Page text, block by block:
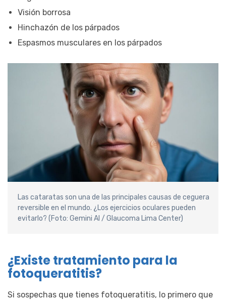
Visión borrosa
Hinchazón de los párpados
Espasmos musculares en los párpados
Las cataratas son una de las principales causas de ceguera
reversible en el mundo. ¿Los ejercicios oculares pueden
evitarlo? (Foto: Gemini AI / Glaucoma Lima Center)
¿Existe tratamiento para la
fotoqueratitis?
Si sospechas que tienes fotoqueratitis, lo primero que